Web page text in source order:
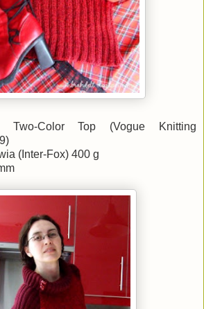
Two-Color Top (Vogue Knitting
(Inter-Fox) 400 g